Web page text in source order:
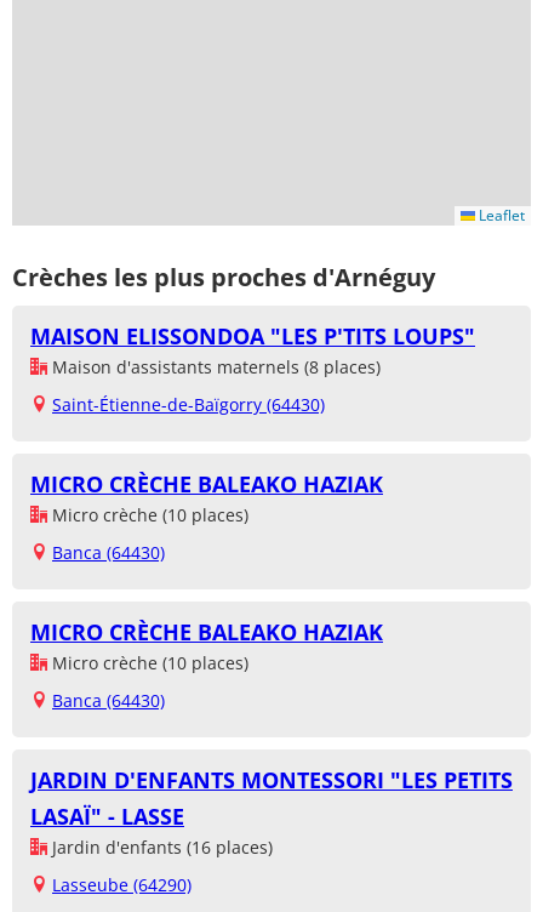
Leaflet
Crèches les plus proches d'Arnéguy
MAISON ELISSONDOA "LES P'TITS LOUPS"
Maison d'assistants maternels (8 places)
Saint-Étienne-de-Baïgorry (64430)
MICRO CRÈCHE BALEAKO HAZIAK
Micro crèche (10 places)
Banca (64430)
MICRO CRÈCHE BALEAKO HAZIAK
Micro crèche (10 places)
Banca (64430)
JARDIN D'ENFANTS MONTESSORI "LES PETITS
LASAÏ" - LASSE
Jardin d'enfants (16 places)
Lasseube (64290)